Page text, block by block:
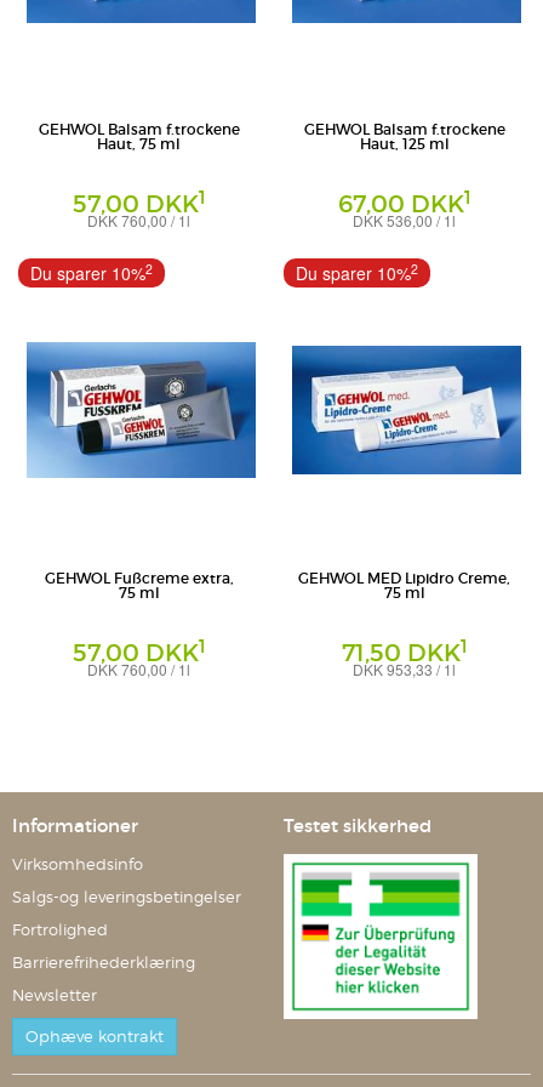
GEHWOL Balsam f.trockene
Haut, 75 ml
57,00 DKK1
DKK 760,00 / 1l
Eduard Gerlach GmbH
GEHWOL Balsam f.trockene
Haut, 125 ml
67,00 DKK1
DKK 536,00 / 1l
Eduard Gerlach GmbH
GEHWOL Fußcreme extra,
75 ml
57,00 DKK1
DKK 760,00 / 1l
Du sparer 10%2
GEHWOL MED Lipidro Creme,
75 ml
71,50 DKK1
DKK 953,33 / 1l
Du sparer 10%2
Informationer
Virksomhedsinfo
Salgs-og leveringsbetingelser
Fortrolighed
Barrierefrihederklæring
Newsletter
Ophæve kontrakt
Testet sikkerhed